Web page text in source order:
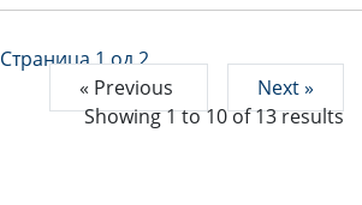
Страница 1 од 2
« Previous
Next »
Showing1to10of13results